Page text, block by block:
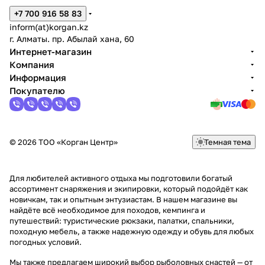
+7 700 916 58 83
inform(at)korgan.kz
г. Алматы. пр. Абылай хана, 60
Интернет-магазин
Компания
Информация
Покупателю
© 2026 ТОО «Корган Центр» Темная тема
Для любителей активного отдыха мы подготовили богатый
ассортимент снаряжения и экипировки, который подойдёт как
новичкам, так и опытным энтузиастам. В нашем магазине вы
найдёте всё необходимое для походов, кемпинга и
путешествий: туристические рюкзаки, палатки, спальники,
походную мебель, а также надежную одежду и обувь для любых
погодных условий.
Мы также предлагаем широкий выбор рыболовных снастей — от